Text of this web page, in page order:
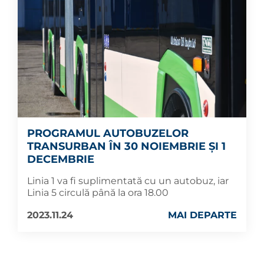
PROGRAMUL AUTOBUZELOR
TRANSURBAN ÎN 30 NOIEMBRIE ȘI 1
DECEMBRIE
Linia 1 va fi suplimentată cu un autobuz, iar
Linia 5 circulă până la ora 18.00
2023.11.24
MAI DEPARTE